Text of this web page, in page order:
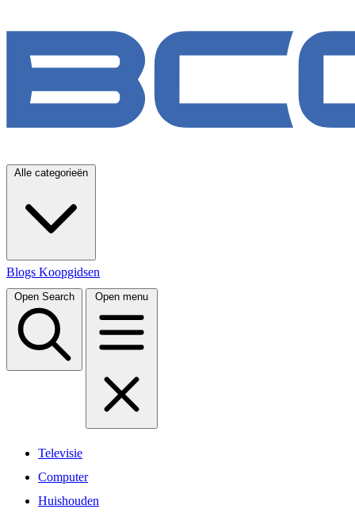
Alle categorieën
Blogs Koopgidsen
Open Search Open menu
Televisie
Computer
Huishouden